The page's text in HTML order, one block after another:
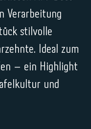
Verarbeitung
stilvolle
Ideal zum
– ein Highlight
und